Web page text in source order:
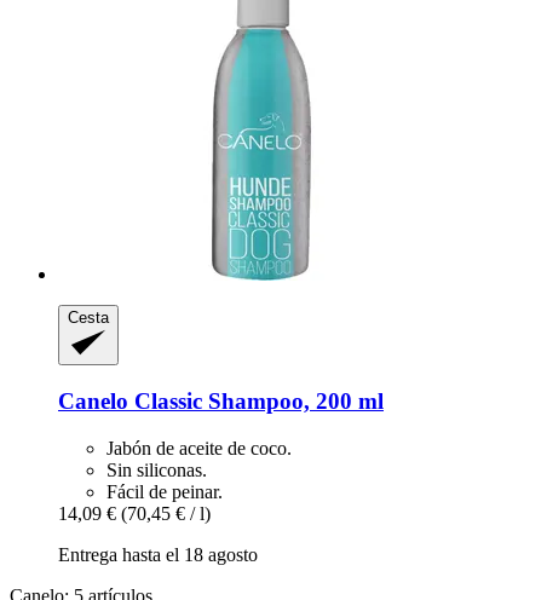
Cesta
Canelo Classic Shampoo, 200 ml
Jabón de aceite de coco.
Sin siliconas.
Fácil de peinar.
14,09 € (70,45 € / l)
Entrega hasta el 18 agosto
Canelo: 5 artículos